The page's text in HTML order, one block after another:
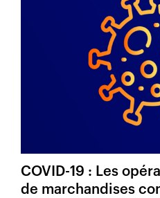
COVID-19 : Les
de marchandises